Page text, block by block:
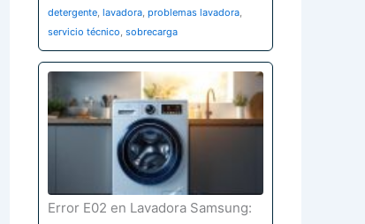
detergente, lavadora, problemas lavadora,
servicio técnico, sobrecarga
Error E02 en Lavadora Samsung: